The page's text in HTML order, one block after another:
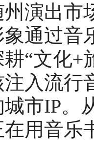
州演出市
通过音
“文化+
入流行
市IP。
在用音乐